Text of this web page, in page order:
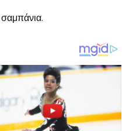
σαμπάνια.